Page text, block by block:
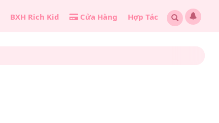
BXH Rich Kid Cửa Hàng Hợp Tác